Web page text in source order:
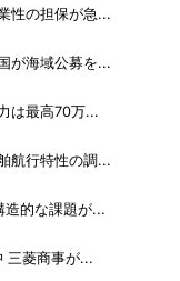
性の担保が急...
が海域公募を...
は最高70万...
航行特性の調...
的な課題が...
三菱商事が...